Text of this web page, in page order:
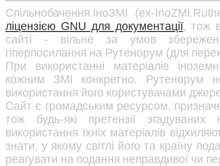
Спільнобачення.ІноЗМІ (ex-
ліцензією GNU для документації, тож
сайті - вільне за умов
гіперпосилання на Рутенорум (для
При використанні матеріалів
кожним ЗМІ конкретно. Рутенорум
використання його користувачами
Сайт є громадським ресурсом,
тож будь-які претензії
використання їхніх матеріалів
знати, у якому світлі його та країну
реагувати на подання неправдивої чи